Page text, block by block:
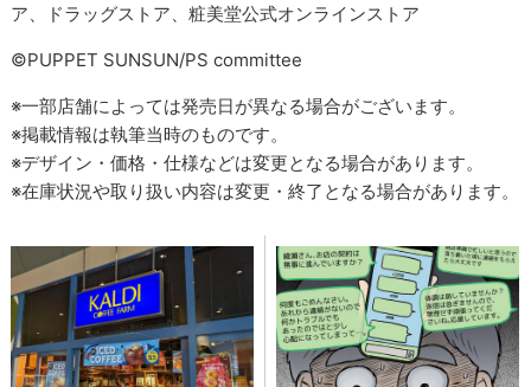
ア、ドラッグストア、粧美堂公式オンラインストア
©PUPPET SUNSUN/PS committee
※⼀部店舗によっては発売⽇が異なる場合がございます。
※掲載情報は執筆当時のものです。
※デザイン・価格・仕様などは変更となる場合があります。
※在庫状況や取り扱い内容は変更・終了となる場合があります。